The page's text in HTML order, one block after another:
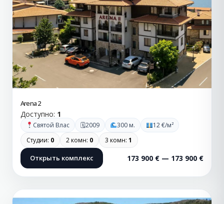
Arena 2
Доступно: 1
Святой Влас 🗓2009 300 м.
12 €/м²
Студии: 0 2 комн: 0 3 комн: 1
Открыть комплекс 173 900 € — 173 900 €